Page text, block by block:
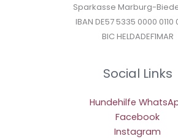
Sparkasse Marburg-
IBAN DE57 5335 0000 0110
BIC HELDADEF1MAR
Social Links
Hundehilfe
Facebook
Instagram